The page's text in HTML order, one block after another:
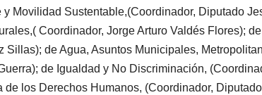
y Movilidad Sustentable,(Coordinador, Diputado
Coordinador, Jorge Arturo Valdés Flores);
Sillas); de Agua, Asuntos Municipales,
de Igualdad y No Discriminación,
de los Derechos Humanos, (Coordinador,